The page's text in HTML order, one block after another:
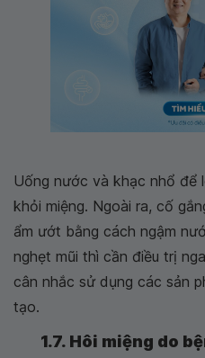
Uống nước và khạc nhổ để
khỏi miệng. Ngoài ra, cố
ẩm ướt bằng cách ngậm
nghẹt mũi thì cần điều trị
cân nhắc sử dụng các sản
tạo.
1.7. Hôi miệng do